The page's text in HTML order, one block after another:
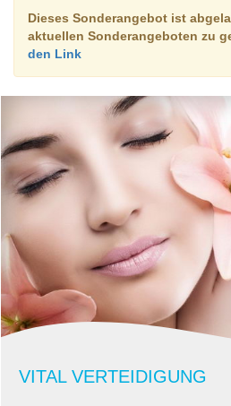
Dieses Sonderangebot ist
aktuellen Sonderangeboten zu
den Link
VITAL VERTEIDIGUNG